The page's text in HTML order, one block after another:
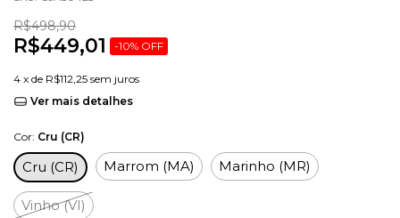
R$498,90
R$449,01 -10% OFF
4 x de R$112,25 sem juros
Ver mais detalhes
Cor: Cru (CR)
Cru (CR) Marrom (MA) Marinho (MR)
Vinho (VI)